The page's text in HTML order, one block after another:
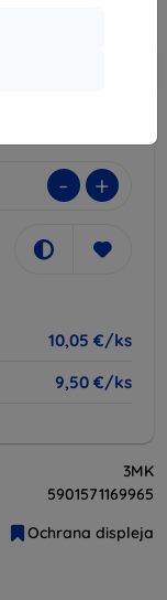
- +
10,05 €/ks
9,50 €/ks
3MK
5901571169965
Ochrana displeja